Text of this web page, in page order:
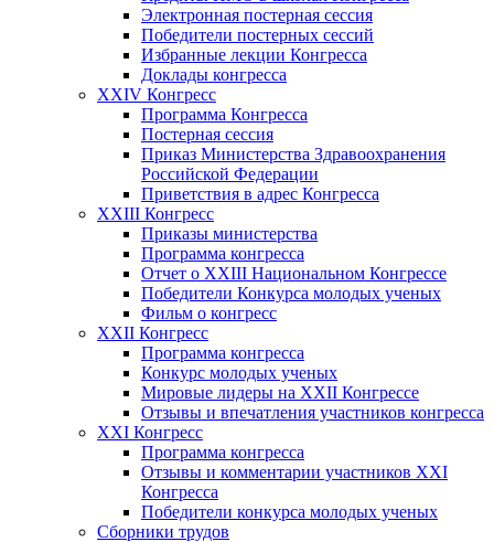
Электронная постерная сессия
Победители постерных сессий
Избранные лекции Конгресса
Доклады конгресса
XXIV Конгресс
Программа Конгресса
Постерная сессия
Приказ Министерства Здравоохранения
Российской Федерации
Приветствия в адрес Конгресса
XXIII Конгресс
Приказы министерства
Программа конгресса
Отчет о XXIII Национальном Конгрессе
Победители Конкурса молодых ученых
Фильм о конгресс
XXII Конгресс
Программа конгресса
Конкурс молодых ученых
Мировые лидеры на XXII Конгрессе
Отзывы и впечатления участников конгресса
XXI Конгресс
Программа конгресса
Отзывы и комментарии участников XXI
Конгресса
Победители конкурса молодых ученых
Сборники трудов